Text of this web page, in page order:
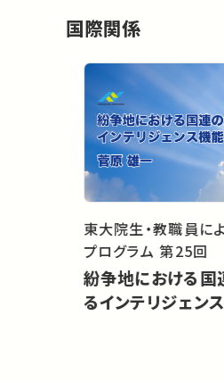
国際関係
東大院生・教職員に
プログラム 第25回
紛争地における国
るインテリジェン